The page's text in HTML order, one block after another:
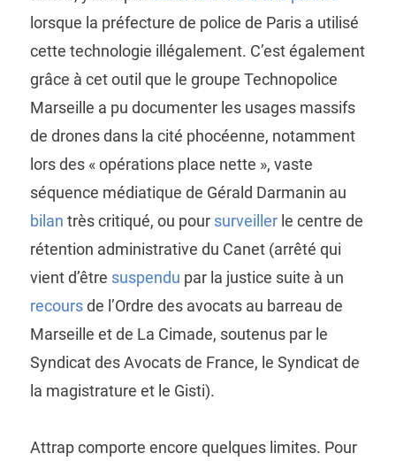
lorsque la préfecture de police de Paris a utilisé
cette technologie illégalement. C’est également
grâce à cet outil que le groupe Technopolice
Marseille a pu documenter les usages massifs
de drones dans la cité phocéenne, notamment
lors des « opérations place nette », vaste
séquence médiatique de Gérald Darmanin au
bilan très critiqué, ou pour surveillerle centre de
rétention administrative du Canet (arrêté qui
vient d’être suspendu par la justice suite à un
recoursde l’Ordre des avocats au barreau de
Marseille et de La Cimade, soutenus par le
Syndicat des Avocats de France, le Syndicat de
la magistrature et le Gisti).
Attrap comporte encore quelques limites. Pour